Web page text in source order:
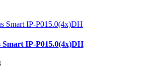
IP-P015.0(4x)DH